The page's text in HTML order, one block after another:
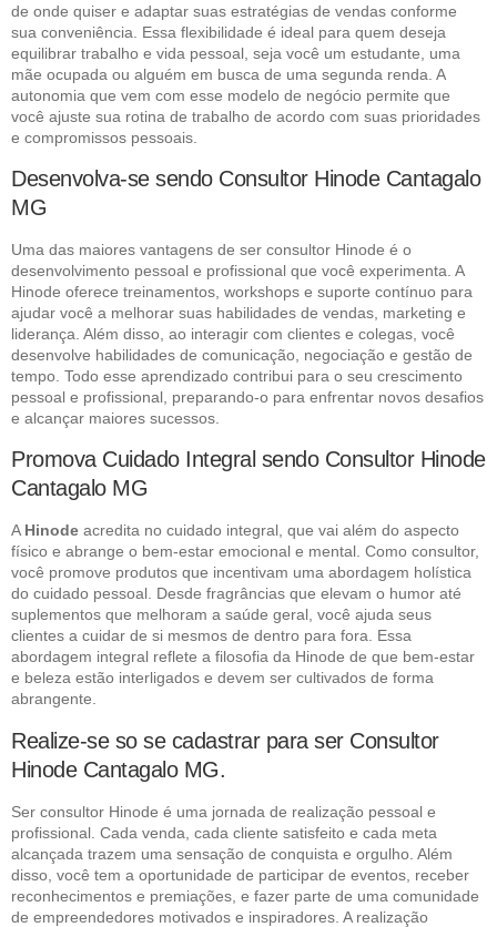
de onde quiser e adaptar suas estratégias de vendas conforme
sua conveniência. Essa flexibilidade é ideal para quem deseja
equilibrar trabalho e vida pessoal, seja você um estudante, uma
mãe ocupada ou alguém em busca de uma segunda renda. A
autonomia que vem com esse modelo de negócio permite que
você ajuste sua rotina de trabalho de acordo com suas prioridades
e compromissos pessoais.
Desenvolva-se sendo Consultor Hinode Cantagalo
MG
Uma das maiores vantagens de ser consultor Hinode é o
desenvolvimento pessoal e profissional que você experimenta. A
Hinode oferece treinamentos, workshops e suporte contínuo para
ajudar você a melhorar suas habilidades de vendas, marketing e
liderança. Além disso, ao interagir com clientes e colegas, você
desenvolve habilidades de comunicação, negociação e gestão de
tempo. Todo esse aprendizado contribui para o seu crescimento
pessoal e profissional, preparando-o para enfrentar novos desafios
e alcançar maiores sucessos.
Promova Cuidado Integral sendo Consultor Hinode
Cantagalo MG
A Hinode acredita no cuidado integral, que vai além do aspecto
físico e abrange o bem-estar emocional e mental. Como consultor,
você promove produtos que incentivam uma abordagem holística
do cuidado pessoal. Desde fragrâncias que elevam o humor até
suplementos que melhoram a saúde geral, você ajuda seus
clientes a cuidar de si mesmos de dentro para fora. Essa
abordagem integral reflete a filosofia da Hinode de que bem-estar
e beleza estão interligados e devem ser cultivados de forma
abrangente.
Realize-se so se cadastrar para ser Consultor
Hinode Cantagalo MG.
Ser consultor Hinode é uma jornada de realização pessoal e
profissional. Cada venda, cada cliente satisfeito e cada meta
alcançada trazem uma sensação de conquista e orgulho. Além
disso, você tem a oportunidade de participar de eventos, receber
reconhecimentos e premiações, e fazer parte de uma comunidade
de empreendedores motivados e inspiradores. A realização